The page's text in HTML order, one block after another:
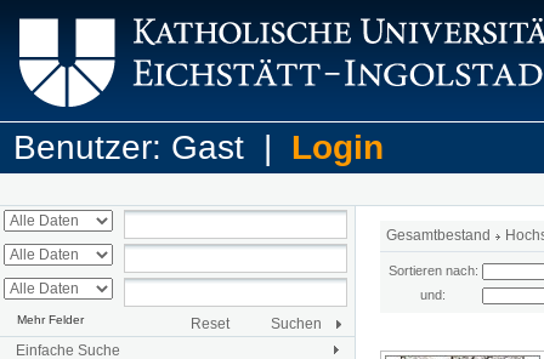
Benutzer: Gast | Login
Mehr Felder Reset
Suchen
Einfache Suche
Gesamtbestand
Sortieren nach:
und: